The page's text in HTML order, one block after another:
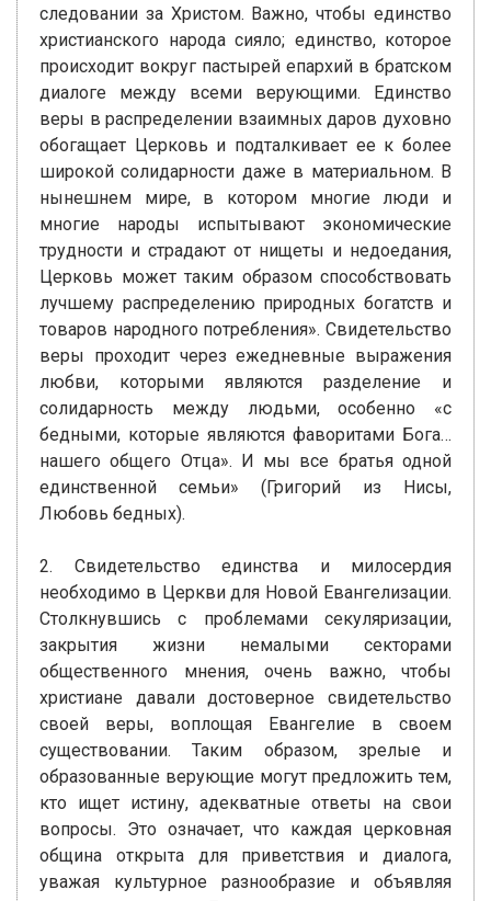
следовании за Христом. Важно, чтобы единство
христианского народа сияло; единство, которое
происходит вокруг пастырей епархий в братском
диалоге между всеми верующими. Единство
веры в распределении взаимных даров духовно
обогащает Церковь и подталкивает ее к более
широкой солидарности даже в материальном. В
нынешнем мире, в котором многие люди и
многие народы испытывают экономические
трудности и страдают от нищеты и недоедания,
Церковь может таким образом способствовать
лучшему распределению природных богатств и
товаров народного потребления». Свидетельство
веры проходит через ежедневные выражения
любви, которыми являются разделение и
солидарность между людьми, особенно «с
бедными, которые являются фаворитами Бога…
нашего общего Отца». И мы все братья одной
единственной семьи» (Григорий из Нисы,
Любовь бедных).
2. Свидетельство единства и милосердия
необходимо в Церкви для Новой Евангелизации.
Столкнувшись с проблемами секуляризации,
закрытия жизни немалыми секторами
общественного мнения, очень важно, чтобы
христиане давали достоверное свидетельство
своей веры, воплощая Евангелие в своем
существовании. Таким образом, зрелые и
образованные верующие могут предложить тем,
кто ищет истину, адекватные ответы на свои
вопросы. Это означает, что каждая церковная
община открыта для приветствия и диалога,
уважая культурное разнообразие и объявляя